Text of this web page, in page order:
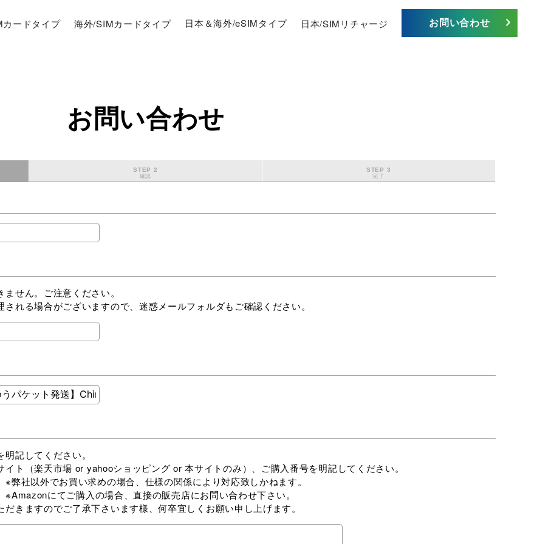
カードタイプ 海外/SIMカードタイプ 日本＆海外/eSIMタイプ 日本/SIMリチャージ お問い合わせ
お問い合わせ
STEP 2
確認
STEP 3
完了
せん。ご注意ください。
れる場合がございますので、迷惑メールフォルダもご確認ください。
記してください。
ショッピング or 本サイトのみ）、ご購入番号を明記してください。
、仕様の関係により対応致しかねます。
直接の販売店にお問い合わせ下さい。
きますのでご了承下さいます様、何卒宜しくお願い申し上げます。